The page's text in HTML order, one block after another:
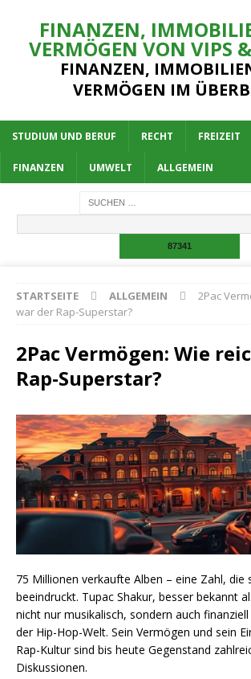
FINANZEN,
VERMÖGEN VON VIPS
FINANZEN,
VERMÖGEN IM
STUDIUM UND BERUF RECHT FREIZEIT
FINANZEN UMWELT ALLGEMEIN
STARTSEITE ALLGEMEIN
2Pac
war der Rap-Superstar?
2Pac Vermögen: Wie
Rap-Superstar?
75 Millionen verkaufte Alben – eine Zahl, die
beeindruckt. Tupac Shakur, besser bekannt
nicht nur musikalisch, sondern auch
der Hip-Hop-Welt. Sein Vermögen und sein
Rap-Kultur sind bis heute Gegenstand
Diskussionen.